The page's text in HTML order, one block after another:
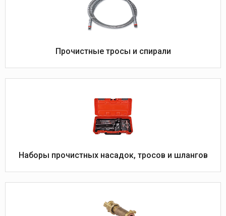
Прочистные тросы и спирали
Наборы прочистных насадок, тросов и шлангов